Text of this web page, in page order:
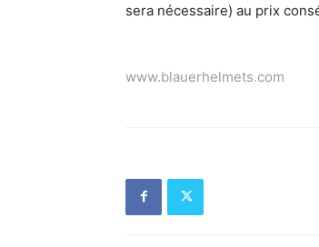
sera nécessaire) au prix
www.blauerhelmets.com